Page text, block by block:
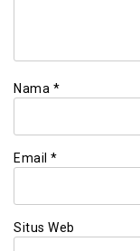
Nama *
Email *
Situs Web